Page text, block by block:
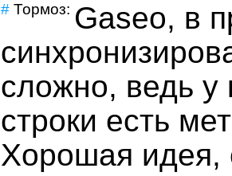
# Тормоз: Gaseo, в
сложно, ведь у
строки есть
Хорошая идея,